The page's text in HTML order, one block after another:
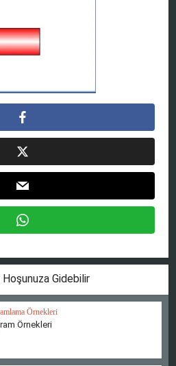
Gidebilir
Örnekleri
Örnekleri